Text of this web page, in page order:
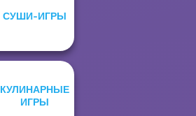
СУШИ-ИГРЫ
КУЛИНАРНЫЕ
ИГРЫ